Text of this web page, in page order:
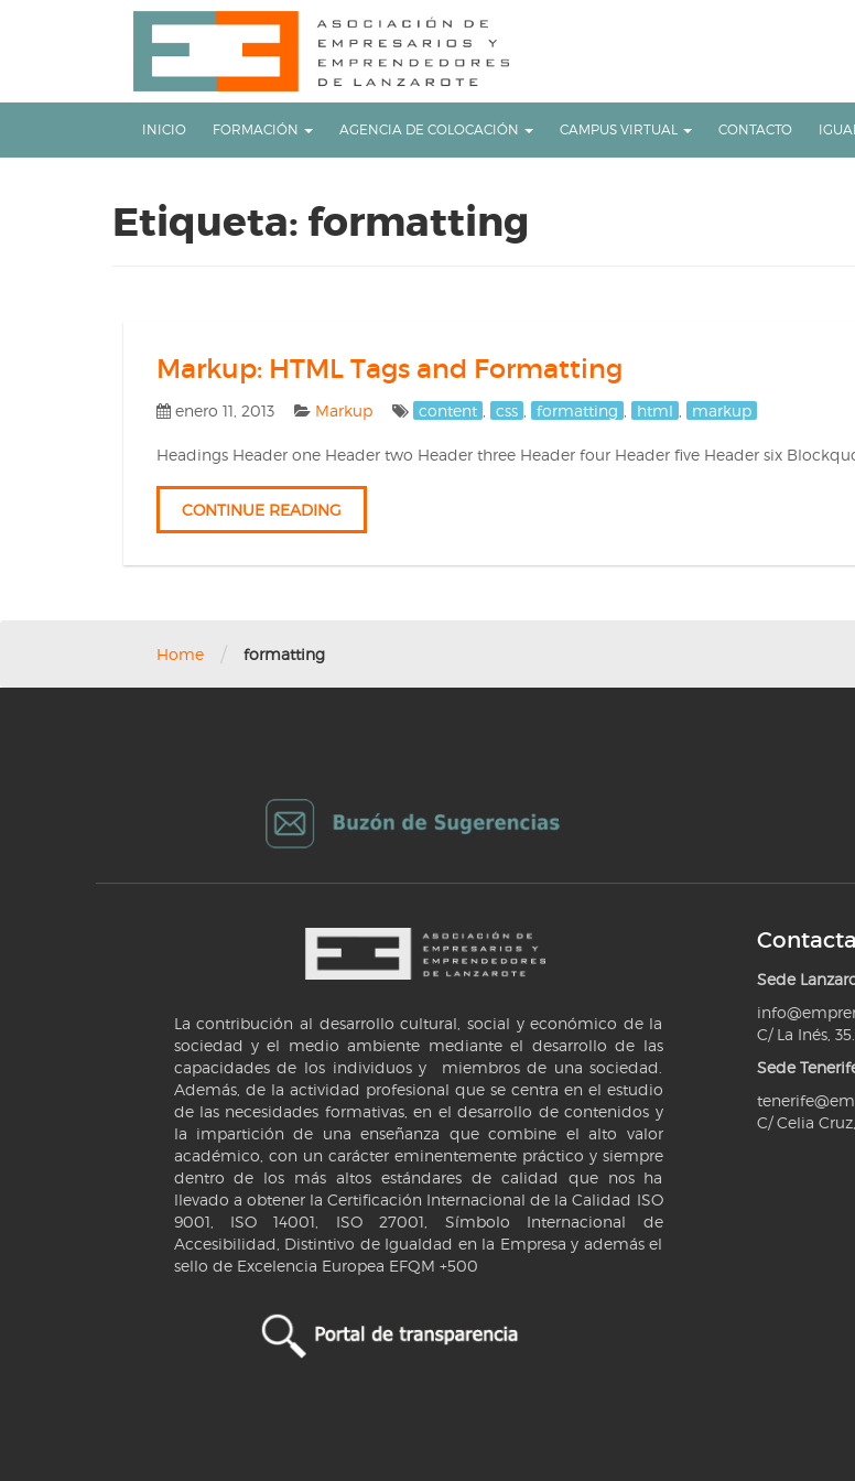
INICIO FORMACIÓN AGENCIA DE COLOCACIÓN CAMPUS VIRTUAL CONTACTO
Etiqueta: formatting
Markup: HTML Tags and Formatting
enero 11, 2013 Markup content css formatting html markup
Headings Header one Header two Header three Header four Header five Header six
CONTINUE READING
Home / formatting
La contribución al desarrollo cultural, social y económico de la
sociedad y el medio ambiente mediante el desarrollo de las
capacidades de los individuos y miembros de una sociedad.
Además, de la actividad profesional que se centra en el estudio
de las necesidades formativas, en el desarrollo de contenidos y
la impartición de una enseñanza que combine el alto valor
académico, con un carácter eminentemente práctico y siempre
dentro de los más altos estándares de calidad que nos ha
llevado a obtener la Certificación Internacional de la Calidad ISO
9001, ISO 14001, ISO 27001, Símbolo Internacional de
Accesibilidad, Distintivo de Igualdad en la Empresa y además el
sello de Excelencia Europea EFQM +500
Sede
C/ La Inés,
Sede
C/ Celia